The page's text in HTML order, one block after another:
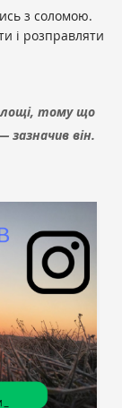
з соломою.
і розправляти
тому що
він.